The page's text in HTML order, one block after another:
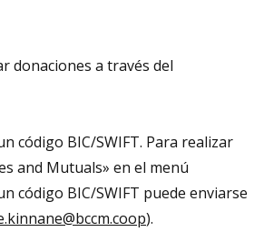
donaciones a través del
código BIC/SWIFT. Para realizar
and Mutuals» en el menú
código BIC/SWIFT puede enviarse
).